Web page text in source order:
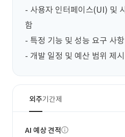
- 사용자 인터페이스(UI) 및
함
- 특정 기능 및 성능 요구 사항
- 개발 일정 및 예산 범위 제
외주기간제
AI 예상 견적